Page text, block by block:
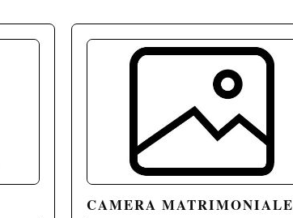
CAMERA MATRIMONIALE